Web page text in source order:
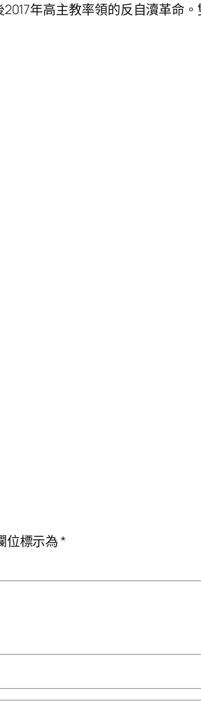
年高主教率領的反自瀆革命
位標示為*